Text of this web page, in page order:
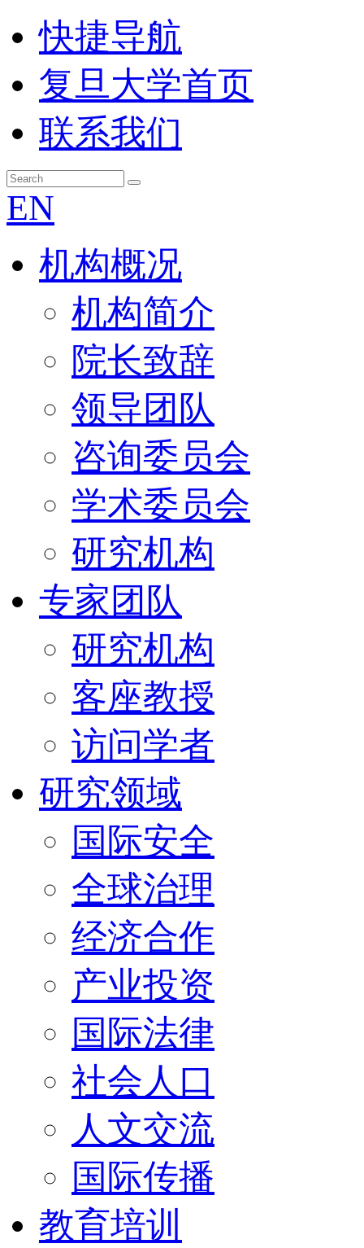
快捷导航
复旦大学首页
联系我们
EN
机构概况
机构简介
院长致辞
领导团队
咨询委员会
学术委员会
研究机构
专家团队
研究机构
客座教授
访问学者
研究领域
国际安全
全球治理
经济合作
产业投资
国际法律
社会人口
人文交流
国际传播
教育培训